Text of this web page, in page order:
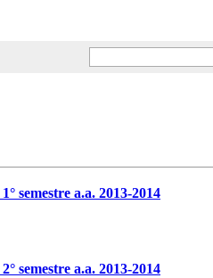
semestre a.a. 2013-2014
semestre a.a. 2013-2014